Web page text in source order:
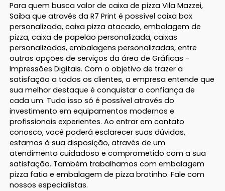
Para quem busca valor de caixa de pizza Vila Mazzei,
Saiba que através da R7 Print é possível caixa box
personalizada, caixa pizza atacado, embalagem de
pizza, caixa de papelão personalizada, caixas
personalizadas, embalagens personalizadas, entre
outras opções de serviços da área de Gráficas -
Impressões Digitais. Com o objetivo de trazer a
satisfação a todos os clientes, a empresa entende que
sua melhor destaque é conquistar a confiança de
cada um. Tudo isso só é possível através do
investimento em equipamentos modernos e
profissionais experientes. Ao entrar em contato
conosco, você poderá esclarecer suas dúvidas,
estamos à sua disposição, através de um
atendimento cuidadoso e comprometido com a sua
satisfação. Também trabalhamos com embalagem
pizza fatia e embalagem de pizza brotinho. Fale com
nossos especialistas.